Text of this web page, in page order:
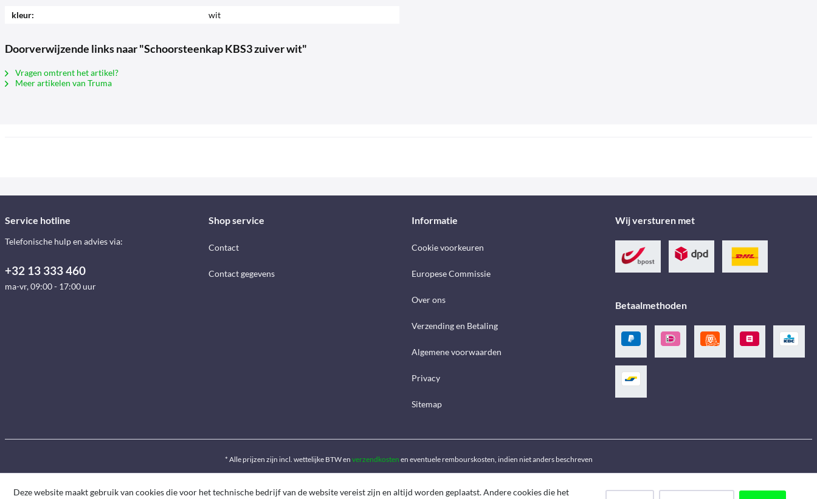
kleur: wit
Doorverwijzende links naar "Schoorsteenkap KBS3 zuiver wit"
Vragen omtrent het artikel?
Meer artikelen van Truma
Service hotline
Telefonische hulp en advies via:
+32 13 333 460
ma-vr, 09:00 - 17:00 uur
Shop service
Contact
Contact gegevens
Informatie
Cookie voorkeuren
Europese Commissie
Over ons
Verzending en Betaling
Algemene voorwaarden
Privacy
Sitemap
Wij versturen met
Betaalmethoden
* Alle prijzen zijn incl. wettelijke BTW en verzendkosten en eventuele rembourskosten, indien niet anders beschreven
Deze website maakt gebruik van cookies die voor het technische bedrijf van de website vereist zijn en altijd worden geplaatst. Andere cookies die het